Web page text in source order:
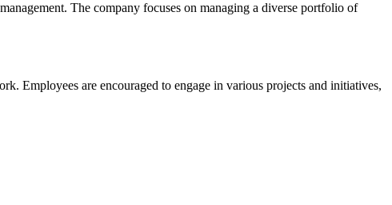
The company focuses on managing a diverse portfolio of
Employees are encouraged to engage in various projects and initiatives,